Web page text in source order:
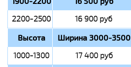
2200-2500 16 900 руб
Высота Ширина 3000-3500
1000-1300 17 400 руб